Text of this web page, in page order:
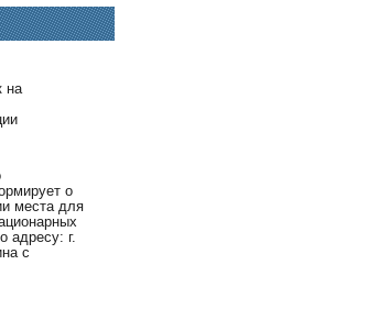
на
о
места для
адресу: г.
с